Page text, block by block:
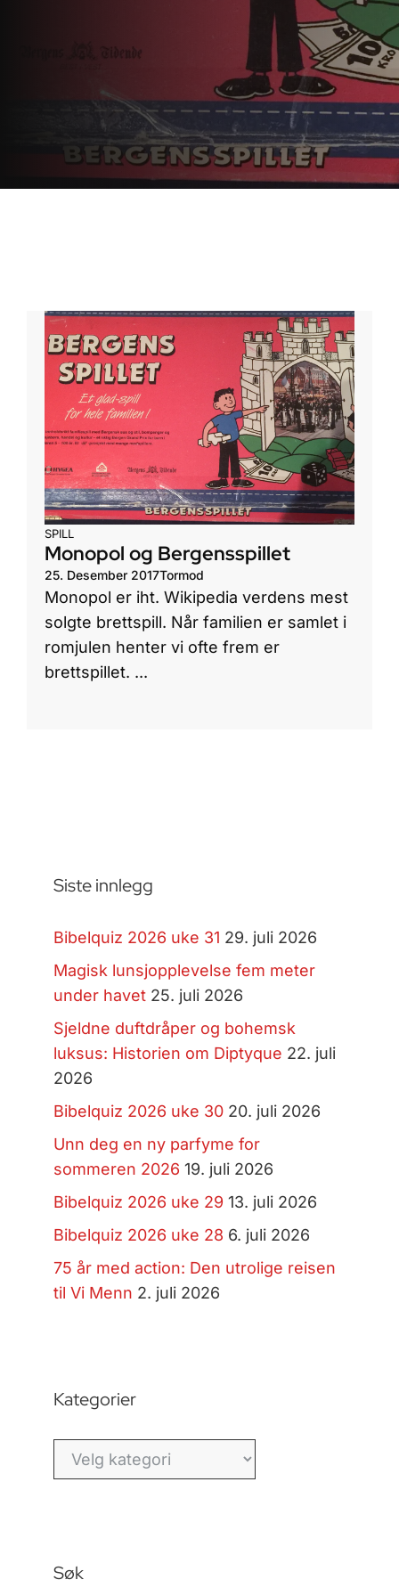
SPILL
Monopol og Bergensspillet
25. Desember 2017Tormod
Monopol er iht. Wikipedia verdens mest
solgte brettspill. Når familien er samlet i
romjulen henter vi ofte frem er
brettspillet. ...
Siste innlegg
Bibelquiz 2026 uke 31 29. juli 2026
Magisk lunsjopplevelse fem meter
under havet 25. juli 2026
Sjeldne duftdråper og bohemsk
luksus: Historien om Diptyque 22. juli
2026
Bibelquiz 2026 uke 30 20. juli 2026
Unn deg en ny parfyme for
sommeren 2026 19. juli 2026
Bibelquiz 2026 uke 29 13. juli 2026
Bibelquiz 2026 uke 28 6. juli 2026
75 år med action: Den utrolige reisen
til Vi Menn 2. juli 2026
Kategorier
Kategorier
Søk